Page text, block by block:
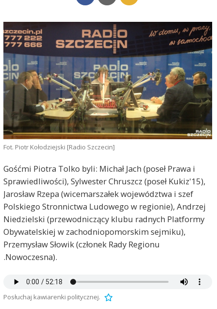
Fot. Piotr Kołodziejski [Radio Szczecin]
Gośćmi Piotra Tolko byli: Michał Jach (poseł Prawa i
Sprawiedliwości), Sylwester Chruszcz (poseł Kukiz'15),
Jarosław Rzepa (wicemarszałek województwa i szef
Polskiego Stronnictwa Ludowego w regionie), Andrzej
Niedzielski (przewodniczący klubu radnych Platformy
Obywatelskiej w zachodniopomorskim sejmiku),
Przemysław Słowik (członek Rady Regionu
.Nowoczesna).
Posłuchaj kawiarenki politycznej.